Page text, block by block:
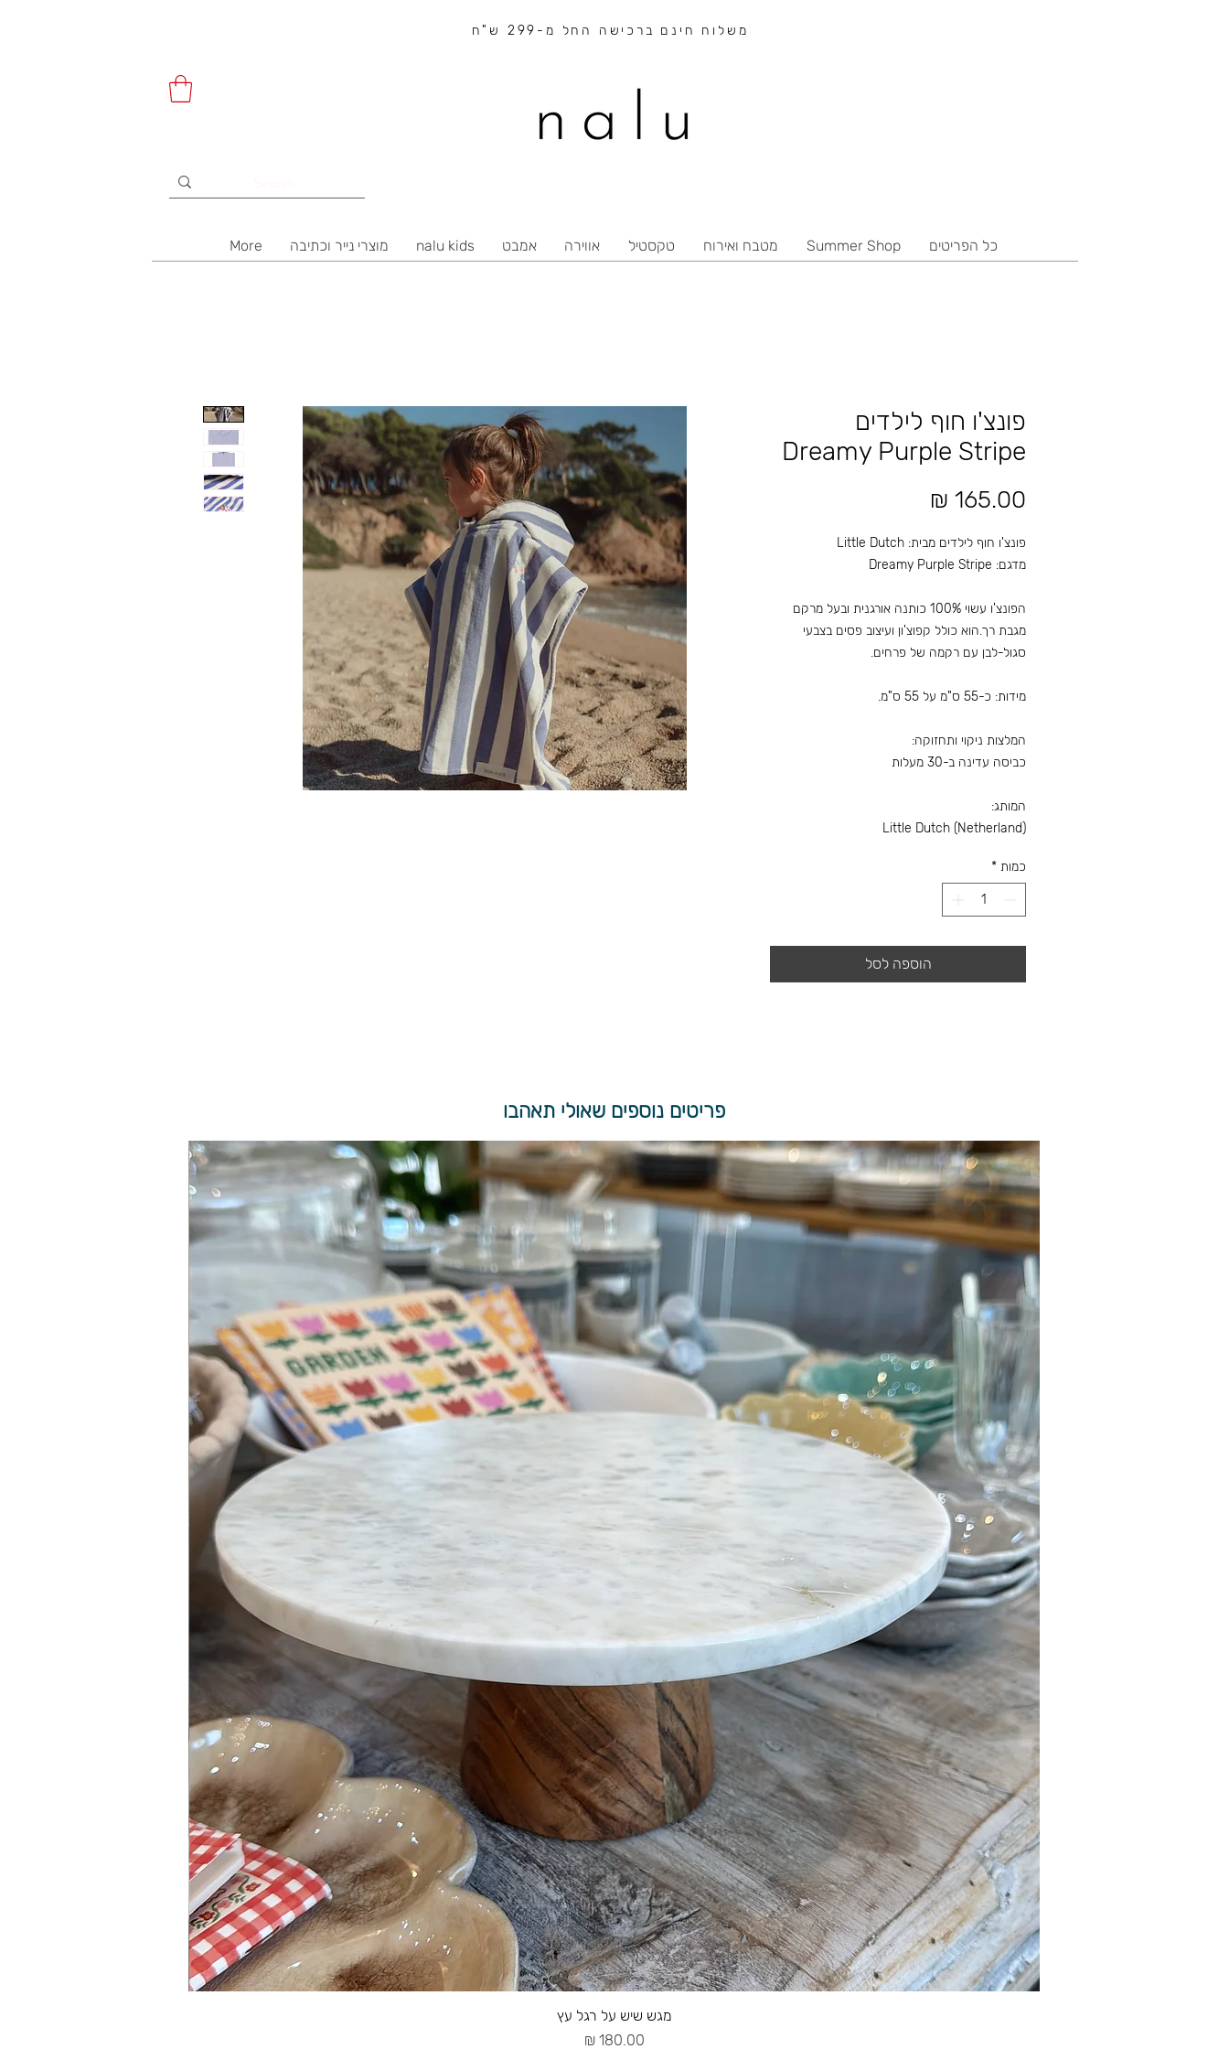
כל הפריטים Summer Shop מטבח ואירוח טקסטיל אווירה אמבט nalu kids מוצרי נייר וכתיבה More
פונצ'ו חוף לילדים
Dreamy Purple Stripe
פונצ'ו חוף לילדים מבית: Little Dutch
מדגם: Dreamy Purple Stripe
הפונצ'ו עשוי 100% כותנה אורגנית ובעל מרקם
מגבת רך.הוא כולל קפוצ'ון ועיצוב פסים בצבעי
סגול-לבן עם רקמה של פרחים.
מידות: כ-55 ס"מ על 55 ס"מ.
המלצות ניקוי ותחזוקה:
כביסה עדינה ב-30 מעלות
המותג:
Little Dutch (Netherland)
כמות *
הוספה לסל
פריטים נוספים שאולי תאהבו
מגש שיש על רגל עץ
מחיר